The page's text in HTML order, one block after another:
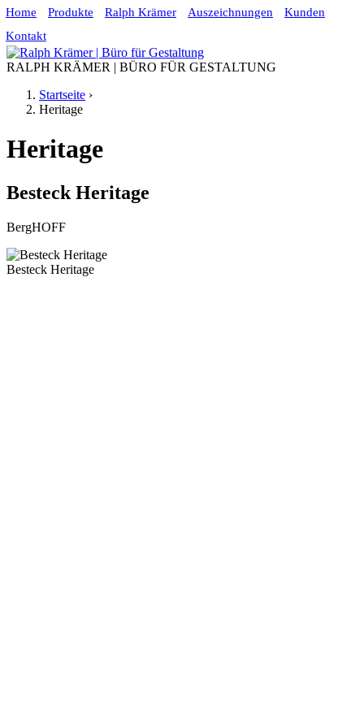
Jump to navigation
Home Produkte Ralph Krämer Auszeichnungen
Kunden
Kontakt
RALPH KRÄMER | BÜRO FÜR GESTALTUNG
Sie sind hier
Startseite ›
Heritage
Heritage
Besteck Heritage
BergHOFF
Besteck Heritage